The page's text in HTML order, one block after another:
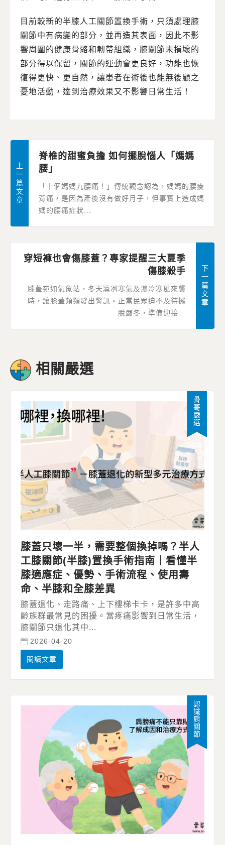
目前較新的半膝人工關節置換手術，只須處理膝
關節中有病變的部分，並再造其表面，因此不影
響周圍的健康骨骼和韌帶組織，膝關節未損壞的
部分得以保留，關節的運動會更良好，功能也恢
復得更快、更自然，讓患者在術後也能無後顧之
憂地活動，達到治療效果又不影響日常生活！
上
一
篇
文
章
脊椎的甜蜜負擔 如何擺脫惱人「媽媽
腰」
「十個媽媽九腰痛！」傳統觀念認為，媽媽的腰痠
背痛，是因為產後沒有做好月子，但事實上造成媽
媽的腰痛症狀...
穿短褲也會傷膝蓋？專家提醒三大夏季
傷膝殺手
膝蓋宛如氣象站，冬天凜冽寒氣及濕冷寒風來襲
時，讓膝蓋頻頻發出警訊。正當民眾迫不及待擺
脫嚴冬，準備迎接...
下
一
篇
文
章
相關嚴選
膝蓋只壞一半，需要整個換掉嗎？半人
工膝關節(半膝)置換手術指南｜看懂半
膝適應症、優勢、手術流程、使用壽
命、半膝和全膝差異
膝蓋退化、走路痛、上下樓梯卡卡，是許多中高
齡族群最常見的困擾。當疼痛影響到日常生活，
膝關節只退化其中...
2026-04-20
閱讀文章
骨哥嚴選
認識肩關節